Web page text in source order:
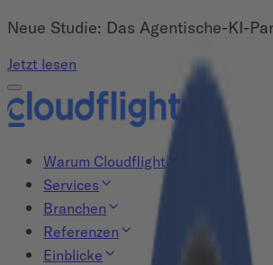
Neue Studie: Das Agentische-KI-
Jetzt lesen
Warum Cloudflight
Services
Branchen
Referenzen
Einblicke